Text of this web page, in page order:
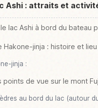
Ashi : attraits et
lac Ashi à bord du bateau
Hakone-jinja : histoire et
jinja :
points de vue sur le mont
au bord du lac (autour